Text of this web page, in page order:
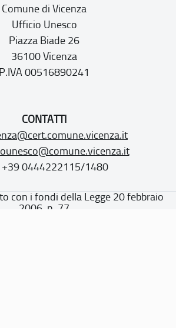
Comune di Vicenza
Ufficio Unesco
Piazza Biade 26
36100 Vicenza
P.IVA 00516890241
CONTATTI
+39 0444222115/1480
con i fondi della Legge 20 febbraio
2006, n. 77